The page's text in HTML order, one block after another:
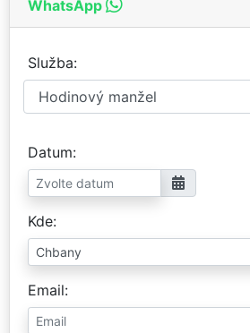
WhatsApp
Služba
Datum
Kde
Email